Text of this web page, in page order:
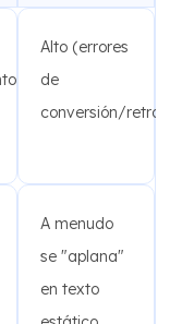
Alto (errores
de
conversión/
A menudo
se "aplana"
en texto